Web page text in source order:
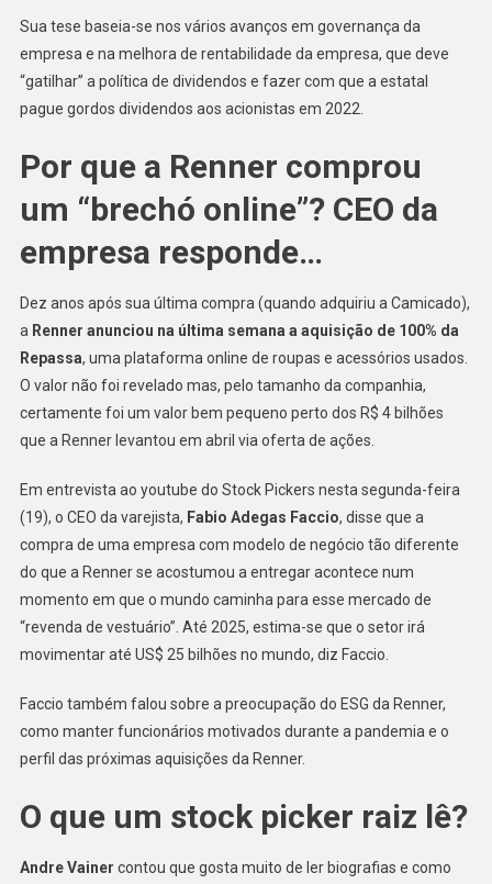
Sua tese baseia-se nos vários avanços em governança da
empresa e na melhora de rentabilidade da empresa, que deve
“gatilhar” a política de dividendos e fazer com que a estatal
pague gordos dividendos aos acionistas em 2022.
Por que a Renner comprou
um “brechó online”? CEO da
empresa responde…
Dez anos após sua última compra (quando adquiriu a Camicado),
a Renner anunciou na última semana a aquisição de 100% da
Repassa, uma plataforma online de roupas e acessórios usados.
O valor não foi revelado mas, pelo tamanho da companhia,
certamente foi um valor bem pequeno perto dos R$ 4 bilhões
que a Renner levantou em abril via oferta de ações.
Em entrevista ao youtube do Stock Pickers nesta segunda-feira
(19), o CEO da varejista, Fabio Adegas Faccio, disse que a
compra de uma empresa com modelo de negócio tão diferente
do que a Renner se acostumou a entregar acontece num
momento em que o mundo caminha para esse mercado de
“revenda de vestuário”. Até 2025, estima-se que o setor irá
movimentar até US$ 25 bilhões no mundo, diz Faccio.
Faccio também falou sobre a preocupação do ESG da Renner,
como manter funcionários motivados durante a pandemia e o
perfil das próximas aquisições da Renner.
O que um stock picker raiz lê?
Andre Vainer contou que gosta muito de ler biografias e como